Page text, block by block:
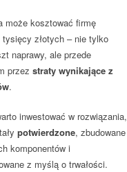
może kosztować firmę
złotych – nie tylko
naprawy, ale przede
przez straty wynikające z
.
inwestować w rozwiązania,
potwierdzone, zbudowane
komponentów i
z myślą o trwałości.